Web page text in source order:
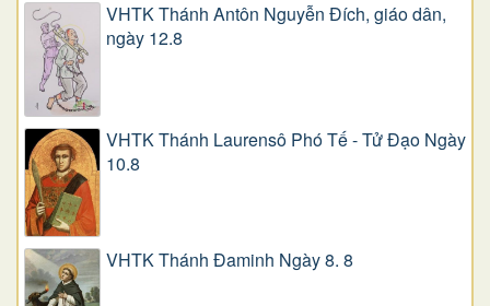
VHTK Thánh Antôn Nguyễn Ðích, giáo dân,
ngày 12.8
VHTK Thánh Laurensô Phó Tế - Tử Đạo Ngày
10.8
VHTK Thánh Đaminh Ngày 8. 8